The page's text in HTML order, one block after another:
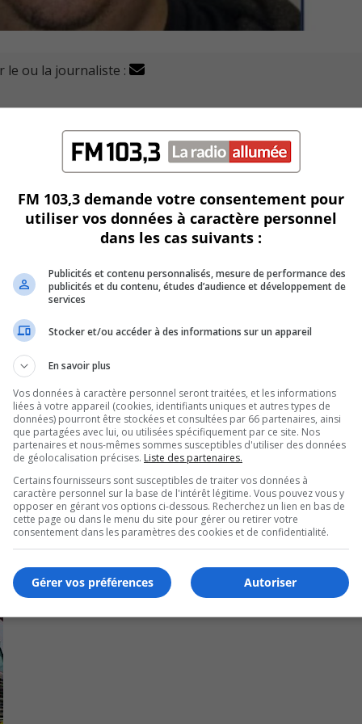
le ou la journaliste :
(DPTR) recherchent des victimes potentielles à
lien avec des infractions d’ordre sexuel à l’endroit de
ans, auraient eu entre 13 et 15 ans et auraient été
» ou « Facebook » notamment, à l’automne 2023.
sexuels, agression sexuelle lui sont aussi reprochés.
juvénile.
la vingtaine.
l’accusé aurait pu faire d’autres victimes à Trois-
médias sociaux.
de gestion des enquêtes sur les crimes en série
FM 103,3 demande votre consentement pour
utiliser vos données à caractère personnel
dans les cas suivants :
Publicités et contenu personnalisés, mesure de performance des
publicités et du contenu, études d’audience et développement de
services
Stocker et/ou accéder à des informations sur un appareil
En savoir plus
Vos données à caractère personnel seront traitées, et les informations
liées à votre appareil (cookies, identifiants uniques et autres types de
données) pourront être stockées et consultées par 66 partenaires, ainsi
que partagées avec lui, ou utilisées spécifiquement par ce site. Nos
partenaires et nous-mêmes sommes susceptibles d'utiliser des données
de géolocalisation précises. Liste des partenaires.
Certains fournisseurs sont susceptibles de traiter vos données à
caractère personnel sur la base de l'intérêt légitime. Vous pouvez vous y
opposer en gérant vos options ci-dessous. Recherchez un lien en bas de
cette page ou dans le menu du site pour gérer ou retirer votre
consentement dans les paramètres des cookies et de confidentialité.
Autoriser
Gérer vos préférences